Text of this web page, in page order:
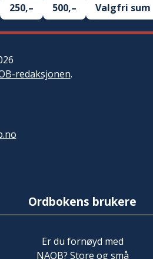
250,– 500,– Valgfri sum
redaksjonen.
Ordbokens brukere
Er du fornøyd med
NAOB? Store og små